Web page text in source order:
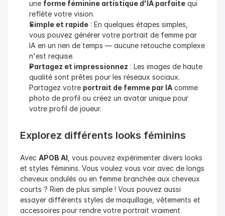
une forme féminine artistique d'IA parfaite qui
reflète votre vision.
Simple et rapide : En quelques étapes simples,
vous pouvez générer votre portrait de femme par
IA en un rien de temps — aucune retouche complexe
n'est requise.
Partagez et impressionnez : Les images de haute
qualité sont prêtes pour les réseaux sociaux.
Partagez votre portrait de femme par IA comme
photo de profil ou créez un avatar unique pour
votre profil de joueur.
Explorez différents looks féminins
Avec APOB AI , vous pouvez expérimenter divers looks
et styles féminins. Vous voulez vous voir avec de longs
cheveux ondulés ou en femme branchée aux cheveux
courts ? Rien de plus simple ! Vous pouvez aussi
essayer différents styles de maquillage, vêtements et
accessoires pour rendre votre portrait vraiment